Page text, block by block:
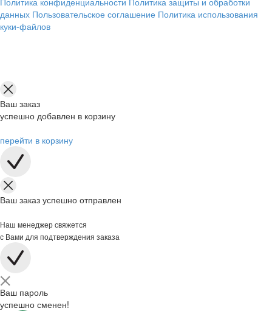
данных Пользовательское соглашение Политика использования
куки-файлов
Ваш заказ
успешно добавлен в корзину
перейти в корзину
Ваш заказ успешно отправлен
Наш менеджер свяжется
с Вами для подтверждения заказа
Ваш пароль
успешно сменен!